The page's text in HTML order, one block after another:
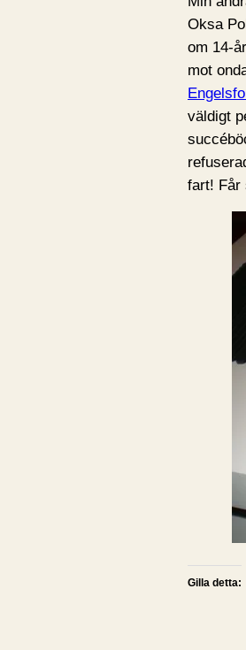
Oksa
om 14-
mot
väldigt
fart! Får
Gilla detta: